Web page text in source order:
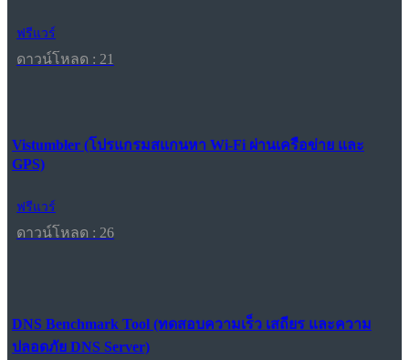
ฟรีแวร์
ดาวน์โหลด : 21
Vistumbler (โปรแกรมสแกนหา Wi-Fi ผ่านเครือข่าย และ
GPS)
ฟรีแวร์
ดาวน์โหลด : 26
DNS Benchmark Tool (ทดสอบความเร็ว เสถียร และความ
ปลอดภัย DNS Server)